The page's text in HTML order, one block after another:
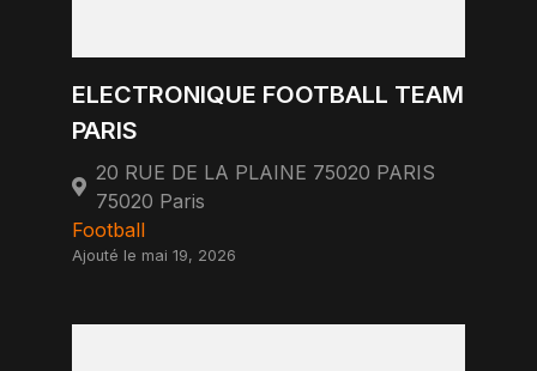
ELECTRONIQUE FOOTBALL TEAM
PARIS
20 RUE DE LA PLAINE 75020 PARIS
75020 Paris
Football
Ajouté le mai 19, 2026